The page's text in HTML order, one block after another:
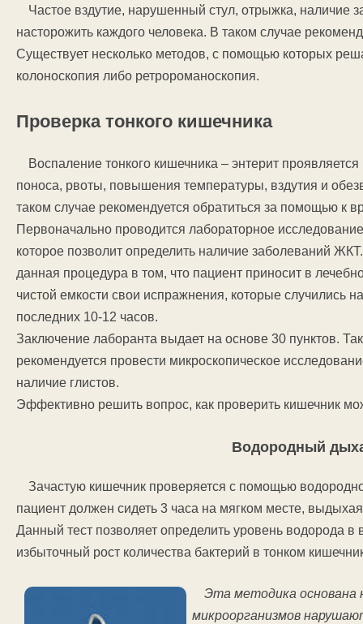
Частое вздутие, нарушенный стул, отрыжка, наличие
насторожить каждого человека. В таком случае
Существует несколько методов, с помощью которых
колоноскопия либо ретророманоскопия.
Проверка тонкого кишечника
Воспаление тонкого кишечника – энтерит
поноса, рвоты, повышения температуры, вздутия и
таком случае рекомендуется обратиться за помощью к
Первоначально проводится лабораторное
которое позволит определить наличие заболеваний
данная процедура в том, что пациент приносит в
чистой емкости свои испражнения, которые случились
последних 10-12 часов.
Заключение лаборанта выдает на основе 30 пунктов.
рекомендуется провести микроскопическое
наличие глистов.
Эффективно решить вопрос, как проверить кишечник
Водородный
Зачастую кишечник проверяется с помощью
пациент должен сидеть 3 часа на мягком месте,
Данный тест позволяет определить уровень водорода
избыточный рост количества бактерий в тонком
Эта методика основана
микроорганизмов